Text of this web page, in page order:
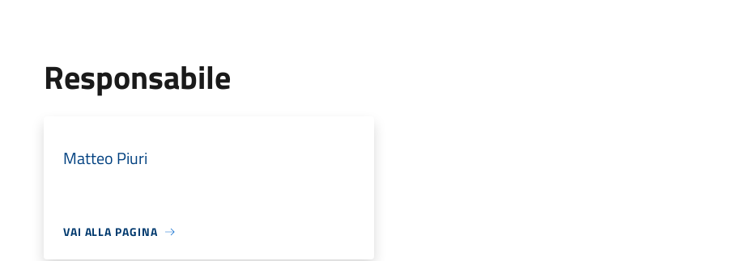
Responsabile
Matteo Piuri
VAI ALLA PAGINA